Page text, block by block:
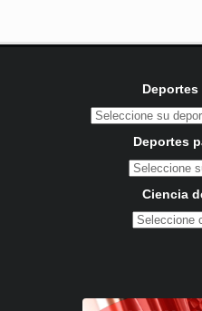
Deportes
Ciencia